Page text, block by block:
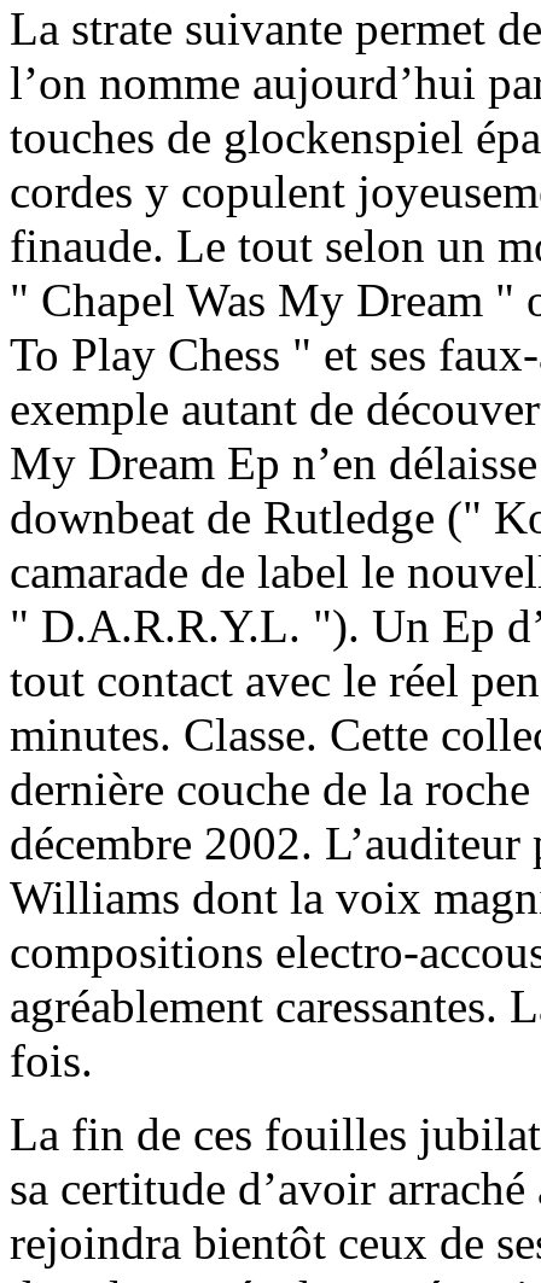
La strate suivante permet
l’on nomme aujourd’hui
touches de glockenspiel
cordes y copulent
finaude. Le tout selon un
" Chapel Was My Dream "
To Play Chess " et ses
exemple autant de
My Dream Ep n’en
downbeat de Rutledge ("
camarade de label le
" D.A.R.R.Y.L. "). Un Ep
tout contact avec le réel
minutes. Classe. Cette
dernière couche de la
décembre 2002.
Williams dont la voix
compositions electro-
agréablement caressantes.
fois.
La fin de ces fouilles
sa certitude d’avoir
rejoindra bientôt ceux de